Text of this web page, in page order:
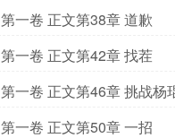
第一卷 正文第38章 道歉
第一卷 正文第42章 找茬
第一卷 正文第46章 挑战杨
第一卷 正文第50章 一招